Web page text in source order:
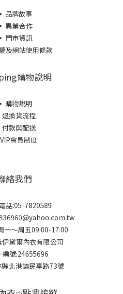
▪ 品牌故事
▪ 異業合作
▪ 門市資訊
及網站使用條款
購物說明
▪ 購物說明
退換貨流程
付款與配送
會員制度
絡我們
話:05-7820589
一～周五09:00-17:00
伊黛爾內衣有限公司
編號:24655696
北港鎮民享路73號